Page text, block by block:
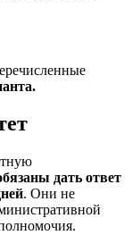
дать ответ
. Они не